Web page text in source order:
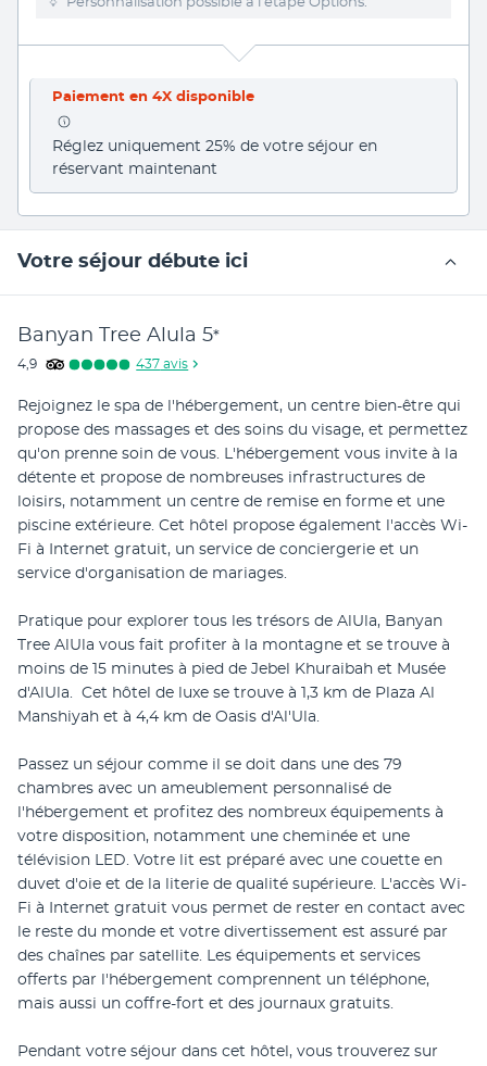
Paiement en 4X disponible
Réglez uniquement 25% de votre séjour en
réservant maintenant
Votre séjour débute ici
Banyan Tree Alula 5*
4,9 437 avis
Rejoignez le spa de l'hébergement, un centre bien-être qui
propose des massages et des soins du visage, et permettez
qu'on prenne soin de vous. L'hébergement vous invite à la
détente et propose de nombreuses infrastructures de
loisirs, notamment un centre de remise en forme et une
piscine extérieure. Cet hôtel propose également l'accès Wi-
Fi à Internet gratuit, un service de conciergerie et un
service d'organisation de mariages.
Pratique pour explorer tous les trésors de AlUla, Banyan
Tree AlUla vous fait profiter à la montagne et se trouve à
moins de 15 minutes à pied de Jebel Khuraibah et Musée
d'AlUla.  Cet hôtel de luxe se trouve à 1,3 km de Plaza Al
Manshiyah et à 4,4 km de Oasis d'Al'Ula.
Passez un séjour comme il se doit dans une des 79
chambres avec un ameublement personnalisé de
l'hébergement et profitez des nombreux équipements à
votre disposition, notamment une cheminée et une
télévision LED. Votre lit est préparé avec une couette en
duvet d'oie et de la literie de qualité supérieure. L'accès Wi-
Fi à Internet gratuit vous permet de rester en contact avec
le reste du monde et votre divertissement est assuré par
des chaînes par satellite. Les équipements et services
offerts par l'hébergement comprennent un téléphone,
mais aussi un coffre-fort et des journaux gratuits.
Pendant votre séjour dans cet hôtel, vous trouverez sur